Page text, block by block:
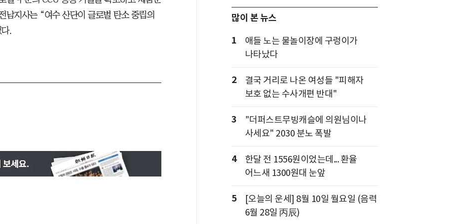
남지사는 “여수 산단이 글로벌 탄소 중립의
.
많이 본 뉴스
1
애들 노는 물놀이장에 구렁이가
나타났다
2
결국 거리로 나온 여성들 "피해자
보호 없는 수사개편 반대"
3
"더퍼스트무빙캐슬에 의원님이나
사세요" 2030 분노 폭발
4
한달 전 1556원이었는데... 환율
어느새 1300원대 눈앞
5
[오늘의 운세] 8월 10일 월요일 (음력
6월 28일 丙辰)